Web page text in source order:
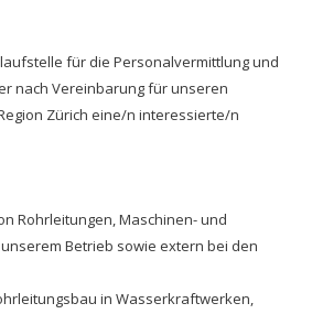
für die Personalvermittlung und
nach Vereinbarung für unseren
Zürich eine/n interessierte/n
Rohrleitungen, Maschinen- und
Betrieb sowie extern bei den
in Wasserkraftwerken,